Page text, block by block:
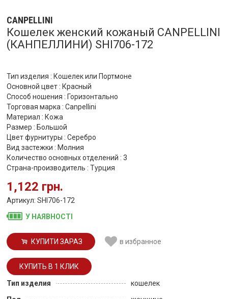
CANPELLINI
Кошелек женский кожаный CANPELLINI
(КАНПЕЛЛИНИ) SHI706-172
Тип изделия : Кошелек или Портмоне
Основной цвет : Красный
Способ ношения : Горизонтально
Торговая марка : Canpellini
Материал : Кожа
Размер : Большой
Цвет фурнитуры : Серебро
Вид застежки : Молния
Количество основных отделений : 3
Страна-производитель : Турция
1,122 грн.
Артикул: SHI706-172
У НАЯВНОСТІ
КУПИТИ ЗАРАЗ в избранное
Тип изделия
кошелек